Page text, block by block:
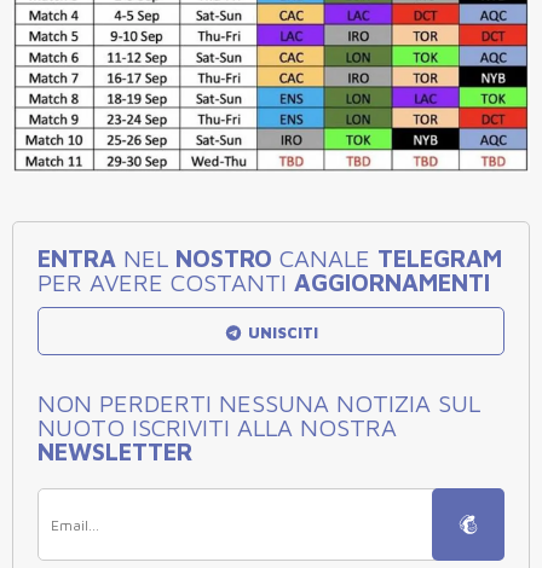
ENTRA NEL NOSTRO CANALE TELEGRAM
PER AVERE COSTANTI AGGIORNAMENTI
UNISCITI
NON PERDERTI NESSUNA NOTIZIA SUL
NUOTO ISCRIVITI ALLA NOSTRA
NEWSLETTER